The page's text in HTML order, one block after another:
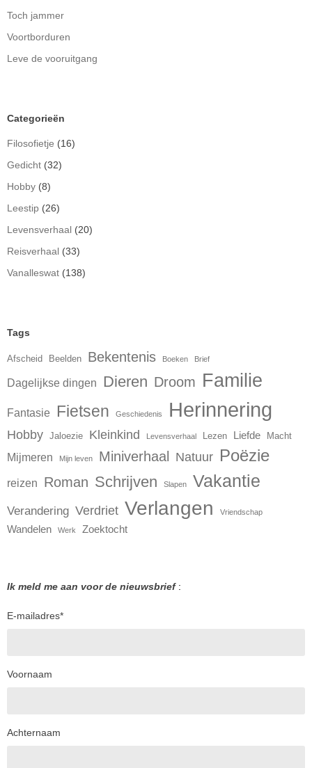
Toch jammer
Voortborduren
Leve de vooruitgang
Categorieën
Filosofietje (16)
Gedicht (32)
Hobby (8)
Leestip (26)
Levensverhaal (20)
Reisverhaal (33)
Vanalleswat (138)
Tags
Afscheid Beelden Bekentenis Boeken Brief
Dagelijkse dingen Dieren Droom Familie
Fantasie Fietsen Geschiedenis Herinnering
Hobby Jaloezie Kleinkind Levensverhaal Lezen Liefde Macht
Mijmeren Mijn leven Miniverhaal Natuur Poëzie
reizen Roman Schrijven Slapen Vakantie
Verandering Verdriet Verlangen Vriendschap
Wandelen Werk Zoektocht
Ik meld me aan voor de nieuwsbrief:
E-mailadres*
Voornaam
Achternaam